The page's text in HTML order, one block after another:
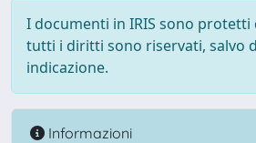
I documenti in IRIS sono protetti
tutti i diritti sono riservati, salvo
indicazione.
Informazioni